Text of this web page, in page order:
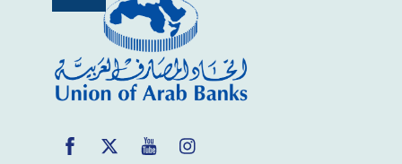
Top
Facebook
Twitter YouTube